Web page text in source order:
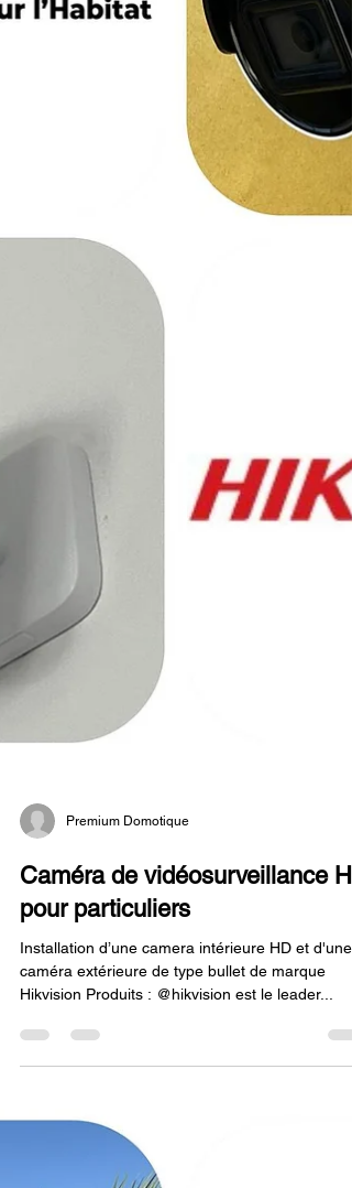
Premium Domotique
Caméra de vidéosurveillance
pour particuliers
caméra extérieure de type bullet de marque
Hikvision Produits : @hikvision est le leader...